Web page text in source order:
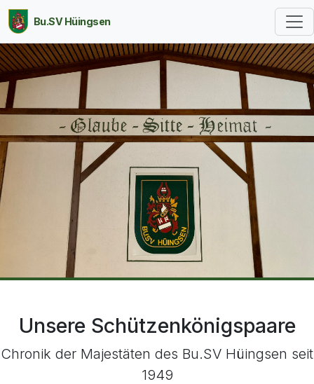
Bu.SV Hüingsen
Unsere Schützenkönigspaare
Chronik der Majestäten des Bu.SV Hüingsen seit
1949